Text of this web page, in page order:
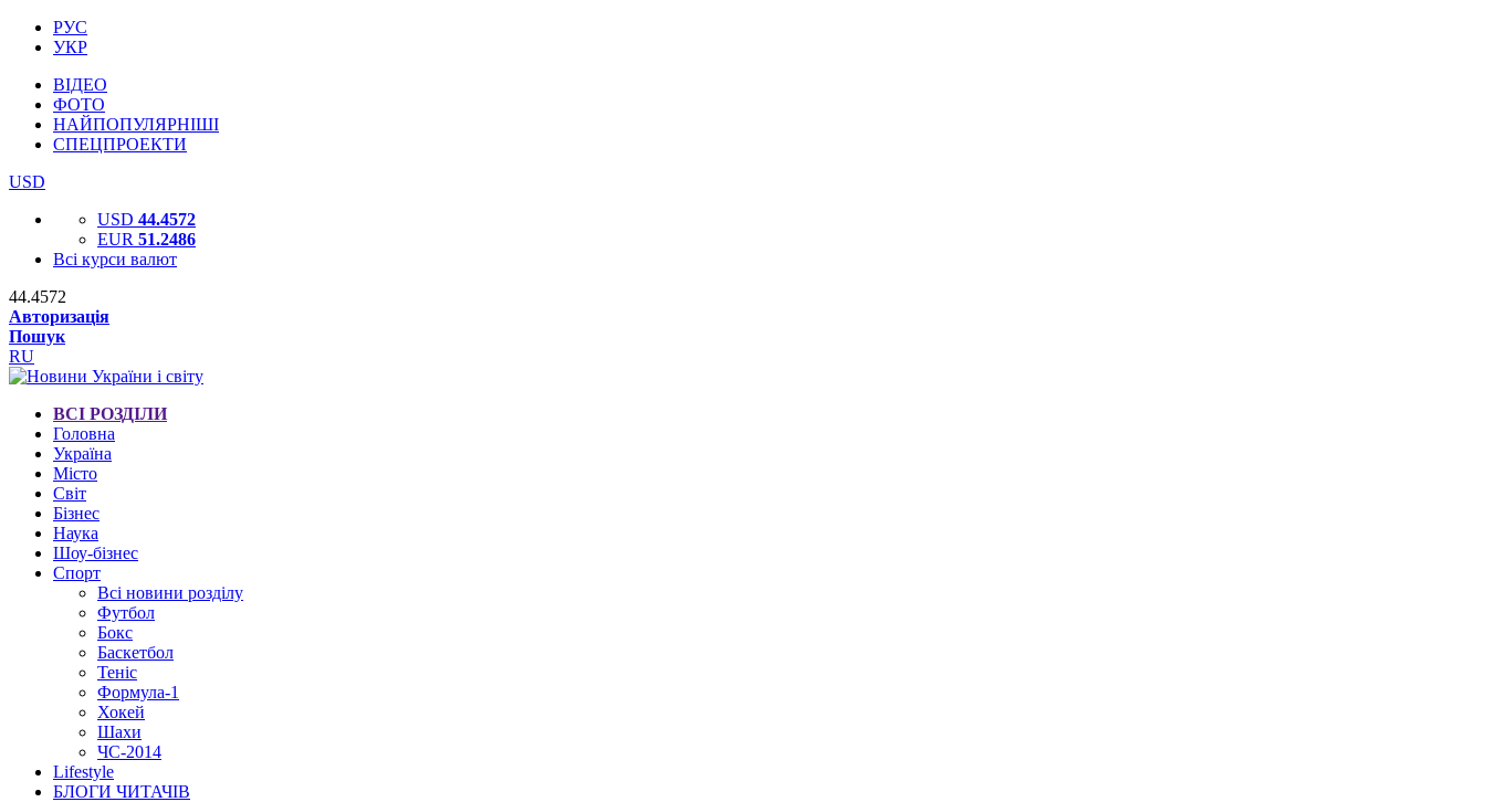
РУС
УКР
ВІДЕО
ФОТО
НАЙПОПУЛЯРНІШІ
СПЕЦПРОЕКТИ
USD
USD 44.4572
EUR 51.2486
Всі курси валют
44.4572
Авторизація
Пошук
RU
ВСІ РОЗДІЛИ
Головна
Україна
Місто
Світ
Бізнес
Наука
Шоу-бізнес
Спорт
Всі новини розділу
Футбол
Бокс
Баскетбол
Теніс
Формула-1
Хокей
Шахи
ЧС-2014
Lifestyle
БЛОГИ ЧИТАЧІВ